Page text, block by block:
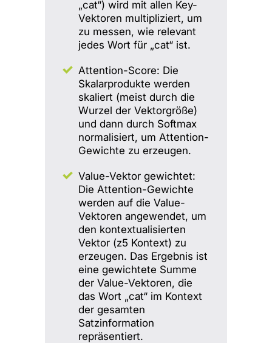
„cat“) wird mit allen Key-
Vektoren multipliziert, um
zu messen, wie relevant
jedes Wort für „cat“ ist.
Attention-Score: Die
Skalarprodukte werden
skaliert (meist durch die
Wurzel der Vektorgröße)
und dann durch Softmax
normalisiert, um Attention-
Gewichte zu erzeugen.
Value-Vektor gewichtet:
Die Attention-Gewichte
werden auf die Value-
Vektoren angewendet, um
den kontextualisierten
Vektor (z5 Kontext) zu
erzeugen. Das Ergebnis ist
eine gewichtete Summe
der Value-Vektoren, die
das Wort „cat“ im Kontext
der gesamten
Satzinformation
repräsentiert.